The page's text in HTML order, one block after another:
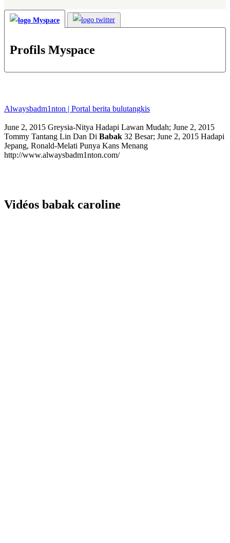
Profils Myspace
Alwaysbadm1nton | Portal berita bulutangkis
June 2, 2015 Greysia-Nitya Hadapi Lawan Mudah; June 2, 2015
Tommy Tantang Lin Dan Di Babak 32 Besar; June 2, 2015 Hadapi
Jepang, Ronald-Melati Punya Kans Menang
http://www.alwaysbadm1nton.com/
Vidéos babak caroline